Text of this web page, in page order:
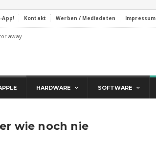
App! Kontakt Werben / Mediadaten Impressum
away
HARDWARE SOFTWARE
wie noch nie